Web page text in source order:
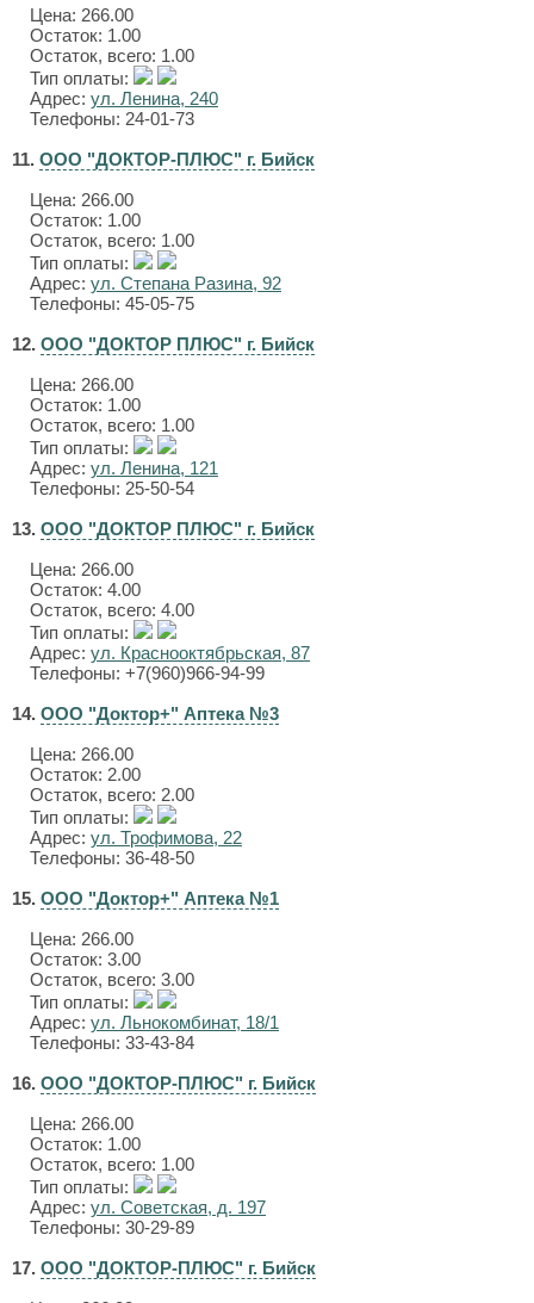
Цена: 266.00
Остаток: 1.00
Остаток, всего: 1.00
Тип оплаты:
Адрес: ул. Ленина, 240
Телефоны: 24-01-73
11. ООО "ДОКТОР-ПЛЮС" г. Бийск
Цена: 266.00
Остаток: 1.00
Остаток, всего: 1.00
Тип оплаты:
Адрес: ул. Степана Разина, 92
Телефоны: 45-05-75
12. ООО "ДОКТОР ПЛЮС" г. Бийск
Цена: 266.00
Остаток: 1.00
Остаток, всего: 1.00
Тип оплаты:
Адрес: ул. Ленина, 121
Телефоны: 25-50-54
13. ООО "ДОКТОР ПЛЮС" г. Бийск
Цена: 266.00
Остаток: 4.00
Остаток, всего: 4.00
Тип оплаты:
Адрес: ул. Краснооктябрьская, 87
Телефоны: +7(960)966-94-99
14. ООО "Доктор+" Аптека №3
Цена: 266.00
Остаток: 2.00
Остаток, всего: 2.00
Тип оплаты:
Адрес: ул. Трофимова, 22
Телефоны: 36-48-50
15. ООО "Доктор+" Аптека №1
Цена: 266.00
Остаток: 3.00
Остаток, всего: 3.00
Тип оплаты:
Адрес: ул. Льнокомбинат, 18/1
Телефоны: 33-43-84
16. ООО "ДОКТОР-ПЛЮС" г. Бийск
Цена: 266.00
Остаток: 1.00
Остаток, всего: 1.00
Тип оплаты:
Адрес: ул. Советская, д. 197
Телефоны: 30-29-89
17. ООО "ДОКТОР-ПЛЮС" г. Бийск